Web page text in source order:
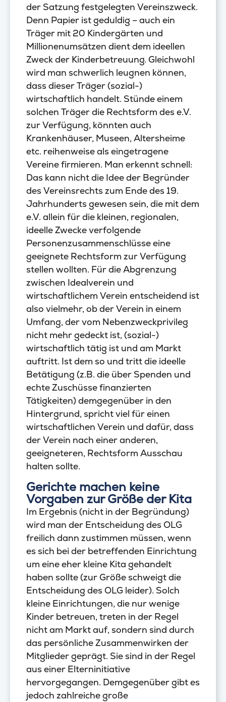
der Satzung festgelegten Vereinszweck.
Denn Papier ist geduldig – auch ein
Träger mit 20 Kindergärten und
Millionenumsätzen dient dem ideellen
Zweck der Kinderbetreuung. Gleichwohl
wird man schwerlich leugnen können,
dass dieser Träger (sozial-)
wirtschaftlich handelt. Stünde einem
solchen Träger die Rechtsform des e.V.
zur Verfügung, könnten auch
Krankenhäuser, Museen, Altersheime
etc. reihenweise als eingetragene
Vereine firmieren. Man erkennt schnell:
Das kann nicht die Idee der Begründer
des Vereinsrechts zum Ende des 19.
Jahrhunderts gewesen sein, die mit dem
e.V. allein für die kleinen, regionalen,
ideelle Zwecke verfolgende
Personenzusammenschlüsse eine
geeignete Rechtsform zur Verfügung
stellen wollten. Für die Abgrenzung
zwischen Idealverein und
wirtschaftlichem Verein entscheidend ist
also vielmehr, ob der Verein in einem
Umfang, der vom Nebenzweckprivileg
nicht mehr gedeckt ist, (sozial-)
wirtschaftlich tätig ist und am Markt
auftritt. Ist dem so und tritt die ideelle
Betätigung (z.B. die über Spenden und
echte Zuschüsse finanzierten
Tätigkeiten) demgegenüber in den
Hintergrund, spricht viel für einen
wirtschaftlichen Verein und dafür, dass
der Verein nach einer anderen,
geeigneteren, Rechtsform Ausschau
halten sollte.
Gerichte machen keine
Vorgaben zur Größe der Kita
Im Ergebnis (nicht in der Begründung)
wird man der Entscheidung des OLG
freilich dann zustimmen müssen, wenn
es sich bei der betreffenden Einrichtung
um eine eher kleine Kita gehandelt
haben sollte (zur Größe schweigt die
Entscheidung des OLG leider). Solch
kleine Einrichtungen, die nur wenige
Kinder betreuen, treten in der Regel
nicht am Markt auf, sondern sind durch
das persönliche Zusammenwirken der
Mitglieder geprägt. Sie sind in der Regel
aus einer Elterninitiative
hervorgegangen. Demgegenüber gibt es
jedoch zahlreiche große